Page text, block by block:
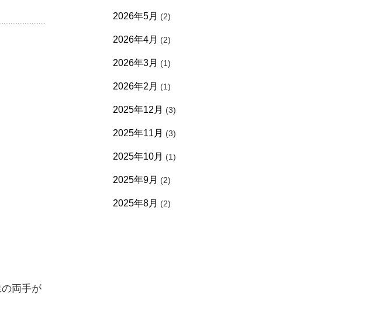
両手が
2026年5月 (2)
2026年4月 (2)
2026年3月 (1)
2026年2月 (1)
2025年12月 (3)
2025年11月 (3)
2025年10月 (1)
2025年9月 (2)
2025年8月 (2)